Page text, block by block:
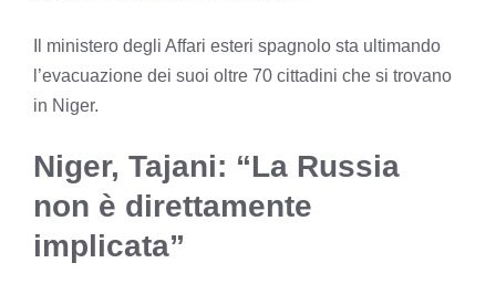
Il ministero degli Affari esteri spagnolo sta ultimando
l’evacuazione dei suoi oltre 70 cittadini che si trovano
in Niger.
Niger, Tajani: “La Russia
non è direttamente
implicata”